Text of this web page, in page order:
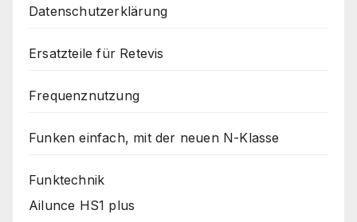
Datenschutzerklärung
Ersatzteile für Retevis
Frequenznutzung
Funken einfach, mit der neuen N-Klasse
Funktechnik
Ailunce HS1 plus